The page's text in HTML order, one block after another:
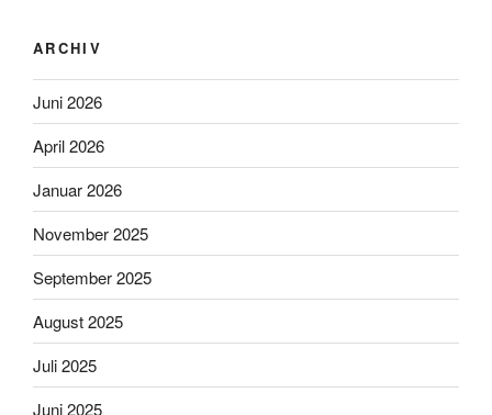
ARCHIV
Juni 2026
April 2026
Januar 2026
November 2025
September 2025
August 2025
Juli 2025
Juni 2025